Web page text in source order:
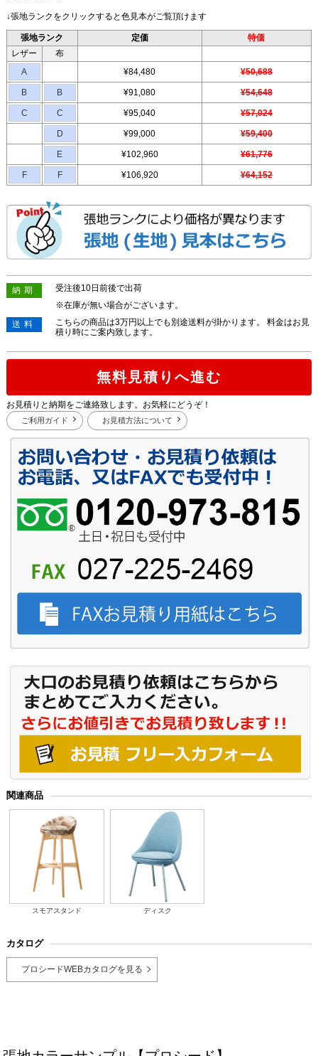
↓張地ランクをクリックすると色見本がご覧頂けます
張地ランク 定価
特価
レザー
布
A
¥84,480 ¥50,688
B B ¥91,080 ¥54,648
C C ¥95,040 ¥57,024
D ¥99,000 ¥59,400
E ¥102,960 ¥61,776
F F ¥106,920 ¥64,152
納期
受注後10日前後で出荷
※在庫が無い場合がございます。
送料
こちらの商品は3万円以上でも別途送料が掛かります。 料金はお見
積り時にご案内致します。
無料見積りへ進む
お見積りと納期をご連絡致します。お気軽にどうぞ！
ご利用ガイド お見積方法について
関連商品
スモアスタンド ディスク
カタログ
プロシードWEBカタログを見る